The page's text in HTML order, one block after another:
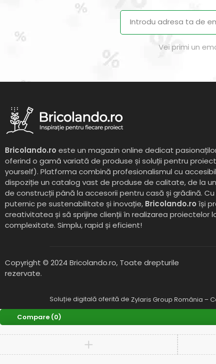
Vei primi un
Bricolando.ro este un magazin online dedicat
oferind o gamă variată de produse și soluții pentru
yourself). Platforma combină profesionalismul cu
dispoziție un catalog vast de produse de calitate, de la
de construcții până la accesorii pentru casă și grădină.
puternic pe sustenabilitate și inovație, Bricolando.ro își
creativitatea și să sprijine clienții în realizarea proiectelor
complexitate. Simplu, rapid și eficient!
Copyright © 2024 Bricolando.ro, Toate drepturile
rezervate.
Soluție digitală oferită de Zylaris Group România –
Compare (0)